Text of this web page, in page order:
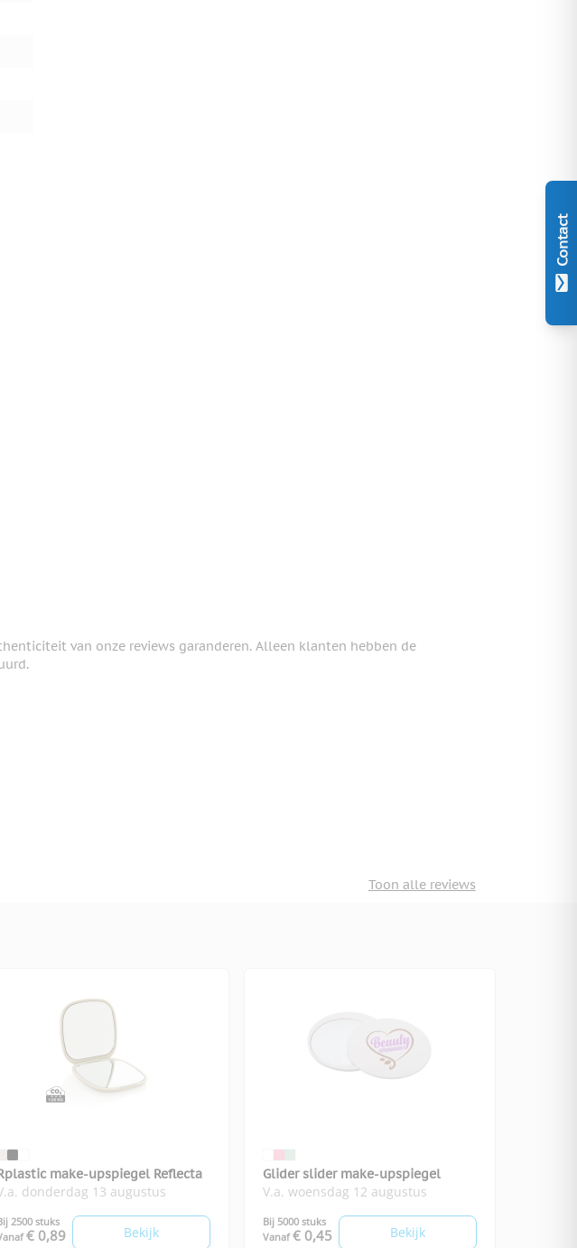
Contact
van onze reviews garanderen. Alleen klanten hebben de
Toon alle reviews
make-upspiegel Reflecta
donderdag 13 augustus
2500 stuks
€ 0,89 Bekijk
Glider slider make-upspiegel
V.a. woensdag 12 augustus
Bij 5000 stuks
Vanaf € 0,45 Bekijk